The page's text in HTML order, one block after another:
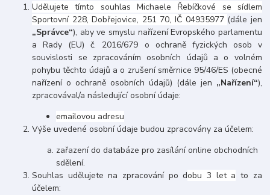
Udělujete tímto souhlas Michaele Řebíčkové se sídlem
Sportovní 228, Dobřejovice, 251 70, IČ 04935977 (dále jen
„Správce“), aby ve smyslu nařízení Evropského parlamentu
a Rady (EU) č. 2016/679 o ochraně fyzických osob v
souvislosti se zpracováním osobních údajů a o volném
pohybu těchto údajů a o zrušení směrnice 95/46/ES (obecné
nařízení o ochraně osobních údajů) (dále jen „Nařízení“),
zpracovával/a následující osobní údaje:
emailovou adresu
Výše uvedené osobní údaje budou zpracovány za účelem:
zařazení do databáze pro zasílání online obchodních
sdělení.
Souhlas udělujete na zpracování po dobu 3 let a to za
účelem: